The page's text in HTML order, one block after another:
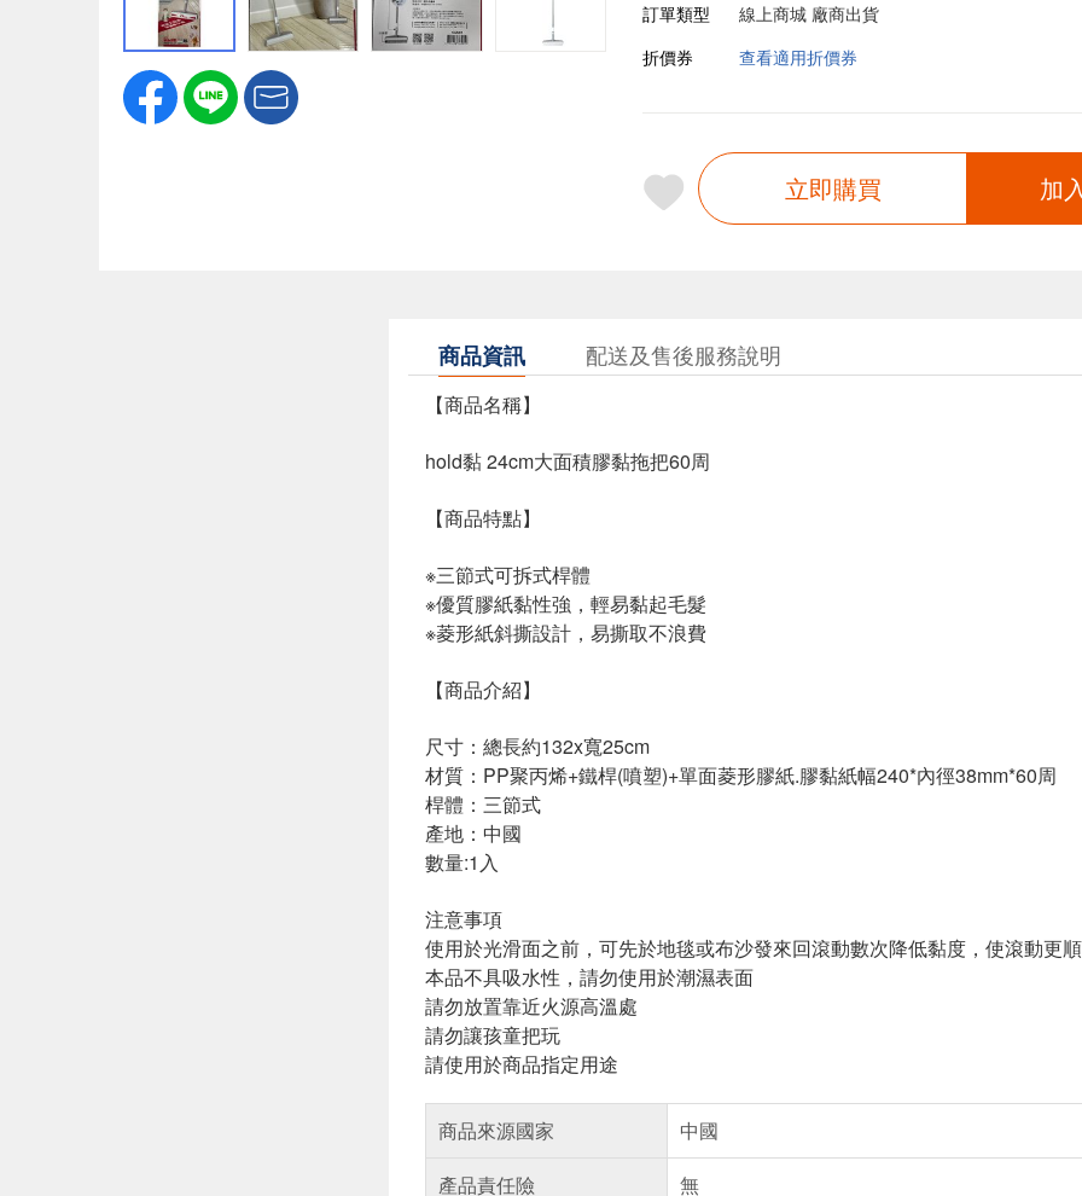
訂單類型
線上商城 廠商出貨
折價券
查看適用折價券
立即購買 加
商品資訊 配送及售後服務說明
【商品名稱】
hold黏 24cm大面積膠黏拖把60周
【商品特點】
※三節式可拆式桿體
※優質膠紙黏性強，輕易黏起毛髮
※菱形紙斜撕設計，易撕取不浪費
【商品介紹】
尺寸：總長約132x寬25cm
材質：PP聚丙烯+鐵桿(噴塑)+單面菱形膠紙.膠黏紙幅240*內徑38mm*60周
桿體：三節式
產地：中國
數量:1入
注意事項
使用於光滑面之前，可先於地毯或布沙發來回滾動數次降低黏度，使滾動更
本品不具吸水性，請勿使用於潮濕表面
請勿放置靠近火源高溫處
請勿讓孩童把玩
請使用於商品指定用途
商品來源國家
中國
產品責任險
無